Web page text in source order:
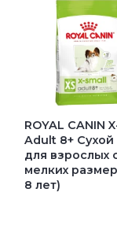
ROYAL CANIN
Adult 8+
для взрослых
мелких
8 лет)